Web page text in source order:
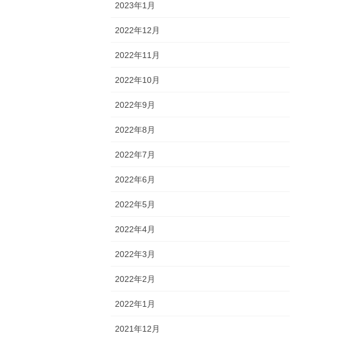
2023年1月
2022年12月
2022年11月
2022年10月
2022年9月
2022年8月
2022年7月
2022年6月
2022年5月
2022年4月
2022年3月
2022年2月
2022年1月
2021年12月